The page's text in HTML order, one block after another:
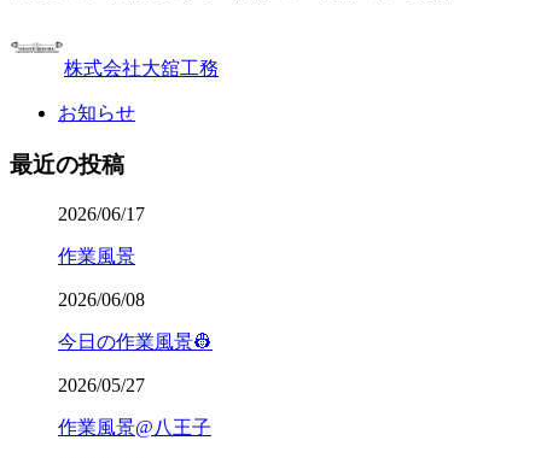
株式会社大舘工務
お知らせ
最近の投稿
2026/06/17
作業風景
2026/06/08
今日の作業風景👷
2026/05/27
作業風景@八王子